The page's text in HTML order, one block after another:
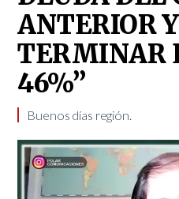
ANTERIOR
TERMINAR
46%”
Buenos días región.